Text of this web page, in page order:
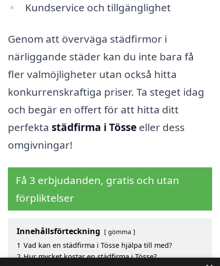
Kundservice och tillgänglighet
Genom att överväga städfirmor i
närliggande städer kan du inte bara få
fler valmöjligheter utan också hitta
konkurrenskraftiga priser. Ta steget idag
och begär en offert för att hitta ditt
perfekta städfirma i Tösse eller dess
omgivningar!
Få 3 erbjudanden, gratis och utan
förpliktelser
Innehållsförteckning gömma
1 Vad kan en städfirma i Tösse hjälpa till med?
2 Hur mycket kostar en städfirma i Tösse?